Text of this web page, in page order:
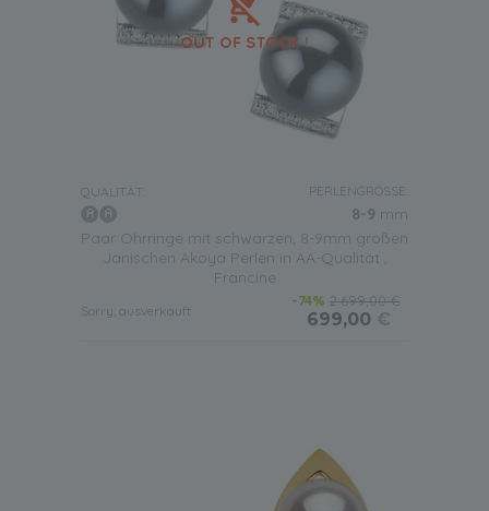
QUALITÄT: PERLENGRÖSSE:
8-9 mm
Paar Ohrringe mit schwarzen, 8-9mm großen
Janischen Akoya Perlen in AA-Qualität ,
Francine
Sorry, ausverkauft
-74% 2.699,00 €
699,00 €